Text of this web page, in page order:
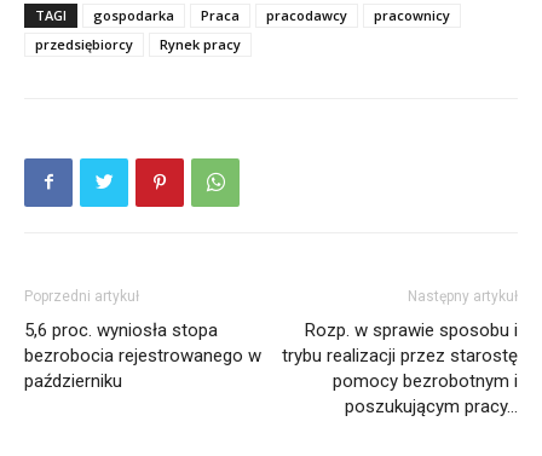
TAGI gospodarka Praca pracodawcy
pracownicy
przedsiębiorcy
Rynek pracy
Poprzedni artykuł
5,6 proc. wyniosła stopa
bezrobocia rejestrowanego w
październiku
Następny artykuł
Rozp. w sprawie sposobu i
trybu realizacji przez starostę
pomocy bezrobotnym i
poszukującym pracy…